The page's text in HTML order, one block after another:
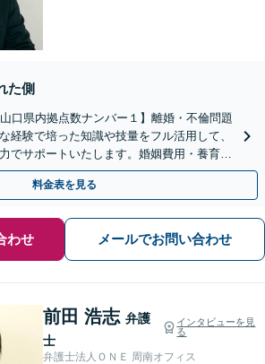
た側
口県内拠点数ナンバー１】離婚・不倫問題
経験で培った知識や技量をフル活用して、
でサポートいたします。婚姻費用・養育費
／財産分与【夜間対応】
料金表を見る
わせ メールでお問い合わせ
前田 浩志 弁護
士
インタビューを見
る
弁護士法人ＯＮＥ 周南オフィス